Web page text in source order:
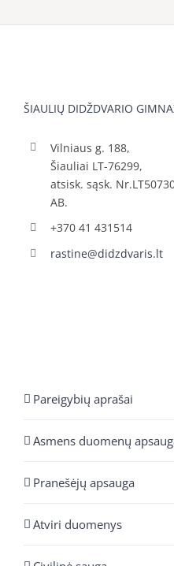
ŠIAULIŲ DIDŽDVARIO
Vilniaus g. 188,
Šiauliai LT-76299,
atsisk. sąsk.
AB.
+370 41 431514
rastine@didzdvaris.lt
Pareigybių aprašai
Asmens duomenų
Pranešėjų apsauga
Atviri duomenys